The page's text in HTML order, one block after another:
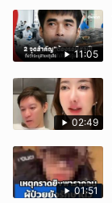
11:05
02:49
01:51